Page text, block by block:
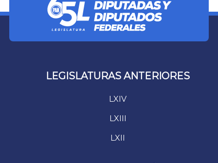
LEGISLATURAS ANTERIORES
LXIV
LXIII
LXII